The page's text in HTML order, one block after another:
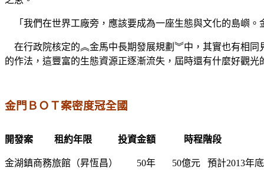
「我們在世界工廠旁，應該要成為一座生態與文化的島嶼
在行政院核定的︽金馬中長期發展規劃︾中，其實也有相同
的作法，這豐富的生態資源正逐漸流失，屆時還有什麼好觀光
金門ＢＯＴ案密度冠全國
開發案 租約年限 投資金額 時程階段
金湖鎮商務旅館（昇恆昌） 50年 50億元 預計2013年